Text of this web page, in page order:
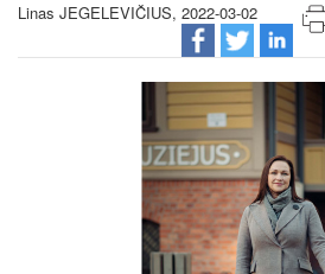
Linas JEGELEVIČIUS, 2022-03-02